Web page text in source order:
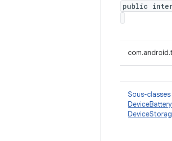
public
Sous-